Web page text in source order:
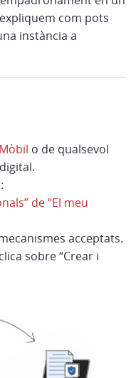
com pots
instància a
o de qualsevol
de “El meu
acceptats.
sobre “Crear i